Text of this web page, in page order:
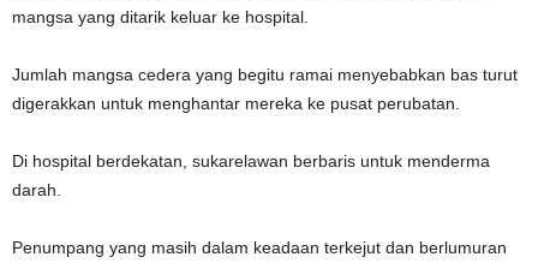
mangsa yang ditarik keluar ke hospital.
Jumlah mangsa cedera yang begitu ramai menyebabkan bas turut
digerakkan untuk menghantar mereka ke pusat perubatan.
Di hospital berdekatan, sukarelawan berbaris untuk menderma
darah.
Penumpang yang masih dalam keadaan terkejut dan berlumuran